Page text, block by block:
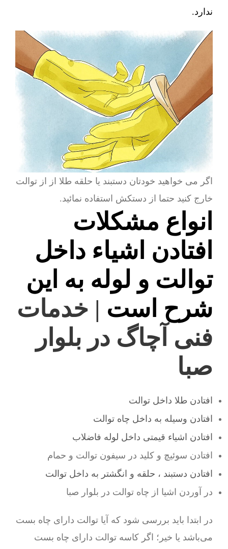
ندارد.
اگر می خواهید خودتان دستبند یا حلقه طلا از از توالت
خارج کنید حتما از دستکش استفاده نمائید.
انواع مشکلات
افتادن اشیاء داخل
توالت و لوله به این
شرح است | خدمات
فنی آچاگ در بلوار
صبا
افتادن طلا داخل توالت
افتادن وسیله به داخل چاه توالت
افتادن اشیاء قیمتی داخل لوله فاضلاب
افتادن سوئیچ و کلید در سیفون توالت و حمام
افتادن دستبند ، حلقه و انگشتر به داخل توالت
در آوردن اشیا از چاه توالت در بلوار صبا
در ابتدا باید بررسی شود که آیا توالت دارای چاه بست
می‌باشد یا خیر؛ اگر کاسه توالت دارای چاه بست